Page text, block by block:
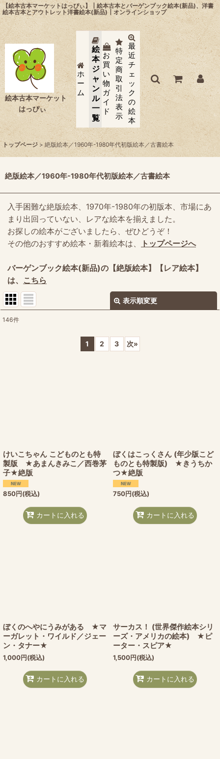
【絵本古本マーケットはっぴぃ】┃絵本古本とバーゲンブック絵本(新品)、洋書
絵本古本とアウトレット洋書絵本(新品)┃オンラインショップ
絵本古本マーケット
はっぴぃ
ホ
ー
ム
絵
本
ジ
ャ
ン
ル
一
覧
お
買
い
物
ガ
イ
ド
特
定
商
取
引
法
表
示
最
近
チ
ェ
ッ
ク
の
絵
本
トップページ > 絶版絵本／1960年-1980年代初版絵本／古書絵本
絶版絵本／1960年-1980年代初版絵本／古書絵本
入手困難な絶版絵本、1970年-1980年の初版本、市場にあ
まり出回っていない、レアな絵本を揃えました。
お探しの絵本がございましたら、ぜひどうぞ！
その他のおすすめ絵本・新着絵本は、
トップページへ
バーゲンブック絵本(新品)の【絶版絵本】【レア絵本】
は、 こちら
表示順変更
146件
1 2 3 次»
けいこちゃん こどものとも特
製版 ★あまんきみこ／西巻茅
子★絶版
850円(税込)
カートに入れる
ぼくはこっくさん (年少版こど
ものとも特製版) ★きうちか
つ★絶版
750円(税込)
カートに入れる
ぼくのへやにうみがある ★マ
ーガレット・ワイルド／ジェー
ン・タナー★
1,000円(税込)
カートに入れる
サーカス！ (世界傑作絵本シリ
ーズ・アメリカの絵本) ★ピ
ーター・スピア★
1,500円(税込)
カートに入れる